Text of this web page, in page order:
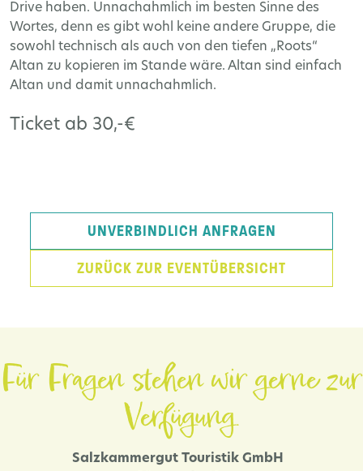
Drive haben. Unnachahmlich im besten Sinne des
Wortes, denn es gibt wohl keine andere Gruppe, die
sowohl technisch als auch von den tiefen „Roots“
Altan zu kopieren im Stande wäre. Altan sind einfach
Altan und damit unnachahmlich.
Ticket ab 30,-€
UNVERBINDLICH ANFRAGEN
ZURÜCK ZUR EVENTÜBERSICHT
Für Fragen stehen wir gerne zur
Verfügung.
Salzkammergut Touristik GmbH